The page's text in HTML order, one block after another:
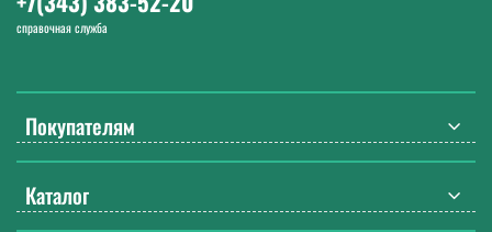
Покупателям
Каталог
справочная служба